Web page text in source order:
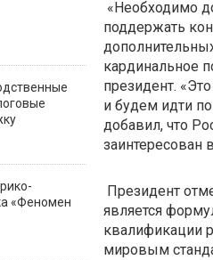
«Феномен
«Необходимо
поддержать
кардинальное
президент.
и будем идти по
добавил, что
заинтересован
Президент
является
квалификации
мировым